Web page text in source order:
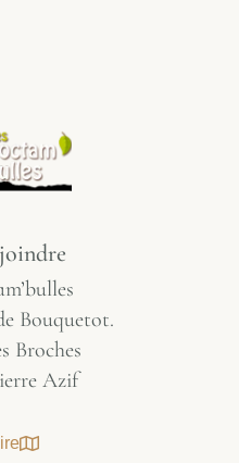
Bouquetot.
Broches
Azif